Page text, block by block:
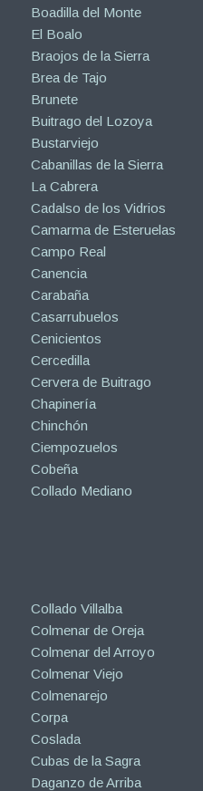
Boadilla del Monte
El Boalo
Braojos de la Sierra
Brea de Tajo
Brunete
Buitrago del Lozoya
Bustarviejo
Cabanillas de la Sierra
La Cabrera
Cadalso de los Vidrios
Camarma de Esteruelas
Campo Real
Canencia
Carabaña
Casarrubuelos
Cenicientos
Cercedilla
Cervera de Buitrago
Chapinería
Chinchón
Ciempozuelos
Cobeña
Collado Mediano
Collado Villalba
Colmenar de Oreja
Colmenar del Arroyo
Colmenar Viejo
Colmenarejo
Corpa
Coslada
Cubas de la Sagra
Daganzo de Arriba